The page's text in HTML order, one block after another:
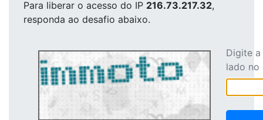
Para liberar o acesso do IP 216.73.217.32,
responda ao desafio abaixo.
Digite
lado no